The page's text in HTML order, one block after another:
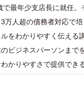
最年少支店長に就任。
万人超の債務者対応で
をわかりやすく伝える
ビジネスパーソンまで
かりやすさで提供できる